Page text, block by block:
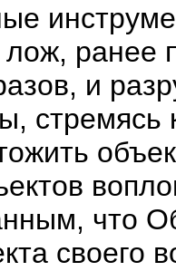
лож,
и
стремясь
что
своего